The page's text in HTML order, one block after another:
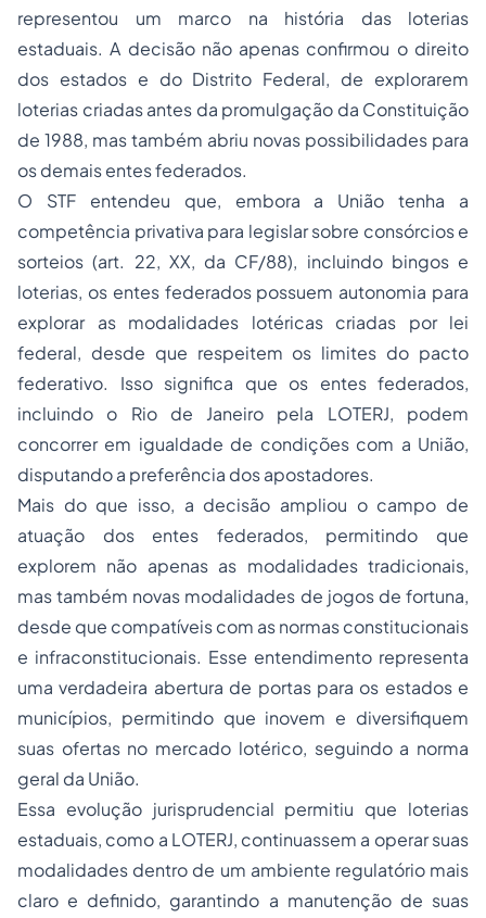
representou um marco na história das loterias
estaduais. A decisão não apenas confirmou o direito
dos estados e do Distrito Federal, de explorarem
loterias criadas antes da promulgação da Constituição
de 1988, mas também abriu novas possibilidades para
os demais entes federados.
O STF entendeu que, embora a União tenha a
competência privativa para legislar sobre consórcios e
sorteios (art. 22, XX, da CF/88), incluindo bingos e
loterias, os entes federados possuem autonomia para
explorar as modalidades lotéricas criadas por lei
federal, desde que respeitem os limites do pacto
federativo. Isso significa que os entes federados,
incluindo o Rio de Janeiro pela LOTERJ, podem
concorrer em igualdade de condições com a União,
disputando a preferência dos apostadores.
Mais do que isso, a decisão ampliou o campo de
atuação dos entes federados, permitindo que
explorem não apenas as modalidades tradicionais,
mas também novas modalidades de jogos de fortuna,
desde que compatíveis com as normas constitucionais
e infraconstitucionais. Esse entendimento representa
uma verdadeira abertura de portas para os estados e
municípios, permitindo que inovem e diversifiquem
suas ofertas no mercado lotérico, seguindo a norma
geral da União.
Essa evolução jurisprudencial permitiu que loterias
estaduais, como a LOTERJ, continuassem a operar suas
modalidades dentro de um ambiente regulatório mais
claro e definido, garantindo a manutenção de suas